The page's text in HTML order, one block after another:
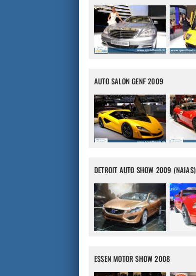
AUTO SALON GENF 2009
DETROIT AUTO SHOW 2009 (NAIAS)
ESSEN MOTOR SHOW 2008